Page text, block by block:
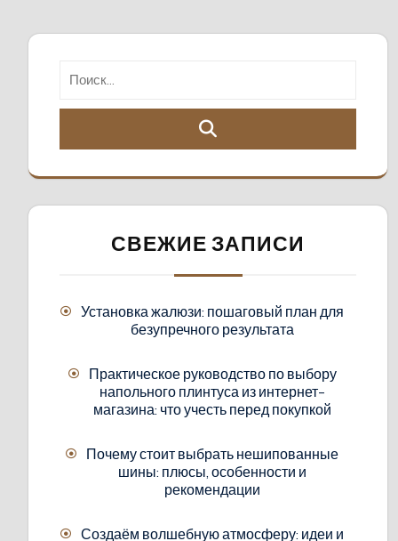
СВЕЖИЕ ЗАПИСИ
Установка жалюзи: пошаговый план для
безупречного результата
Практическое руководство по выбору
напольного плинтуса из интернет-
магазина: что учесть перед покупкой
Почему стоит выбрать нешипованные
шины: плюсы, особенности и
рекомендации
Создаём волшебную атмосферу: идеи и